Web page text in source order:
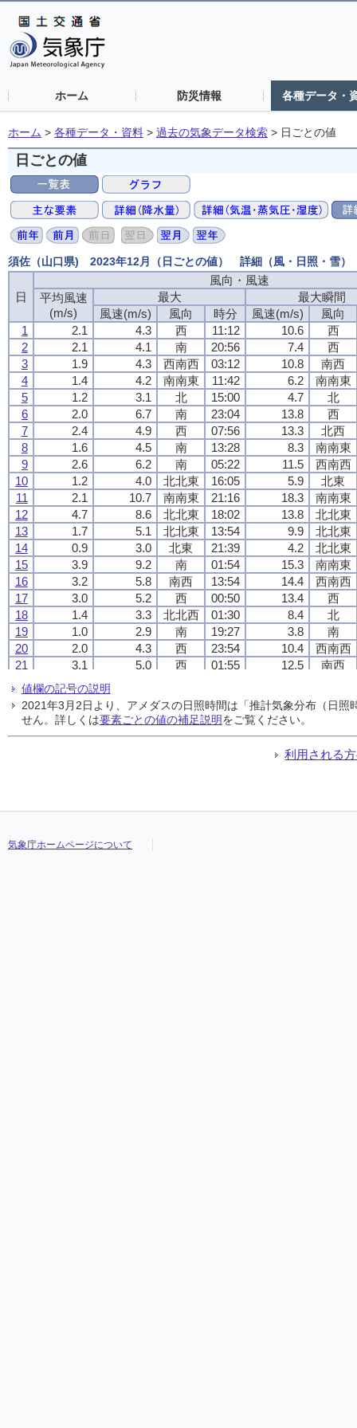
ホーム 防災情報 各種データ・
ホーム > 各種データ・資料 > 過去の気象データ検索 > 日ごとの値
日ごとの値
須佐（山口県) 2023年12月（日ごとの値） 詳細（風・日照・雪）
日
風向・風速
平均風速
(m/s)
最大
最大瞬間
風速(m/s)
風向 時分 風速(m/s)
風向
1
2.1 4.3 西 11:12 10.6
西
2
2.1 4.1 南 20:56 7.4
西
3
1.9 4.3 西南西 03:12 10.8
南西
4
1.4 4.2 南南東 11:42 6.2
南南東
5
1.2 3.1 北 15:00 4.7
北
6
2.0 6.7 南 23:04 13.8
西
7
2.4 4.9 西 07:56 13.3
北西
8
1.6 4.5 南 13:28 8.3
南南東
9
2.6 6.2 南 05:22 11.5
西南西
10
1.2 4.0 北北東 16:05 5.9
北東
11
2.1 10.7 南南東 21:16 18.3
南南東
12
4.7 8.6 北北東 18:02 13.8
北北東
13
1.7 5.1 北北東 13:54 9.9
北北東
14
0.9 3.0 北東 21:39 4.2
北北東
15
3.9 9.2 南 01:54 15.3
南南東
16
3.2 5.8 南西 13:54 14.4
西南西
17
3.0 5.2 西 00:50 13.4
西
18
1.4 3.3 北北西 01:30 8.4
北
19
1.0 2.9 南 19:27 3.8
南
20
2.0 4.3 西 23:54 10.4
西南西
21
3.1 5.0 西 01:55 12.5
南西
22
3.0
23
1.5 3.9 南 15:24 7.4
西北西
24
1.9 5.1 南南東 10:12 7.5
南東
9.5
西南西
30
1.1 3.7 南南東 10:12 5.9
北西
日
風向・風速
平均風速
(m/s)
最大
最大瞬間
風速(m/s)
風向 時分 風速(m/s)
風向
1
2.1 4.3 西 11:12 10.6
西
2
2.1 4.1 南 20:56 7.4
西
3
1.9 4.3 西南西 03:12 10.8
南西
4
1.4 4.2 南南東 11:42 6.2
南南東
5
1.2 3.1 北 15:00 4.7
北
6
2.0 6.7 南 23:04 13.8
西
7
2.4 4.9 西 07:56 13.3
北西
8
1.6 4.5 南 13:28 8.3
南南東
9
2.6 6.2 南 05:22 11.5
西南西
10
1.2 4.0 北北東 16:05 5.9
北東
11
2.1 10.7 南南東 21:16 18.3
南南東
12
4.7 8.6 北北東 18:02 13.8
北北東
13
1.7 5.1 北北東 13:54 9.9
北北東
14
0.9 3.0 北東 21:39 4.2
北北東
15
3.9 9.2 南 01:54 15.3
南南東
16
3.2 5.8 南西 13:54 14.4
西南西
17
3.0 5.2 西 00:50 13.4
西
18
1.4 3.3 北北西 01:30 8.4
北
19
1.0 2.9 南 19:27 3.8
南
20
2.0 4.3 西 23:54 10.4
西南西
21
3.1 5.0 西 01:55 12.5
南西
22
3.0
23
1.5 3.9 南 15:24 7.4
西北西
24
1.9 5.1 南南東 10:12 7.5
南東
9.5
西南西
30
1.1 3.7 南南東 10:12 5.9
北西
日
風向・風速
平均風速
(m/s)
最大
最大瞬間
風速(m/s)
風向 時分 風速(m/s)
風向
1
2.1 4.3 西 11:12 10.6
西
2
2.1 4.1 南 20:56 7.4
西
3
1.9 4.3 西南西 03:12 10.8
南西
4
1.4 4.2 南南東 11:42 6.2
南南東
5
1.2 3.1 北 15:00 4.7
北
6
2.0 6.7 南 23:04 13.8
西
7
2.4 4.9 西 07:56 13.3
北西
8
1.6 4.5 南 13:28 8.3
南南東
9
2.6 6.2 南 05:22 11.5
西南西
10
1.2 4.0 北北東 16:05 5.9
北東
11
2.1 10.7 南南東 21:16 18.3
南南東
12
4.7 8.6 北北東 18:02 13.8
北北東
13
1.7 5.1 北北東 13:54 9.9
北北東
14
0.9 3.0 北東 21:39 4.2
北北東
15
3.9 9.2 南 01:54 15.3
南南東
16
3.2 5.8 南西 13:54 14.4
西南西
17
3.0 5.2 西 00:50 13.4
西
18
1.4 3.3 北北西 01:30 8.4
北
19
1.0 2.9 南 19:27 3.8
南
20
2.0 4.3 西 23:54 10.4
西南西
21
3.1 5.0 西 01:55 12.5
南西
22
3.0
23
1.5 3.9 南 15:24 7.4
西北西
24
1.9 5.1 南南東 10:12 7.5
南東
9.5
西南西
30
1.1 3.7 南南東 10:12 5.9
北西
日
風向・風速
平均風速
(m/s)
最大
最大瞬間
風速(m/s)
風向 時分 風速(m/s)
風向
1
2.1 4.3 西 11:12 10.6
西
2
2.1 4.1 南 20:56 7.4
西
3
1.9 4.3 西南西 03:12 10.8
南西
4
1.4 4.2 南南東 11:42 6.2
南南東
5
1.2 3.1 北 15:00 4.7
北
6
2.0 6.7 南 23:04 13.8
西
7
2.4 4.9 西 07:56 13.3
北西
8
1.6 4.5 南 13:28 8.3
南南東
9
2.6 6.2 南 05:22 11.5
西南西
10
1.2 4.0 北北東 16:05 5.9
北東
11
2.1 10.7 南南東 21:16 18.3
南南東
12
4.7 8.6 北北東 18:02 13.8
北北東
13
1.7 5.1 北北東 13:54 9.9
北北東
14
0.9 3.0 北東 21:39 4.2
北北東
15
3.9 9.2 南 01:54 15.3
南南東
16
3.2 5.8 南西 13:54 14.4
西南西
17
3.0 5.2 西 00:50 13.4
西
18
1.4 3.3 北北西 01:30 8.4
北
19
1.0 2.9 南 19:27 3.8
南
20
2.0 4.3 西 23:54 10.4
西南西
21
3.1 5.0 西 01:55 12.5
南西
22
3.0
23
1.5 3.9 南 15:24 7.4
西北西
24
1.9 5.1 南南東 10:12 7.5
南東
9.5
西南西
30
1.1 3.7 南南東 10:12 5.9
北西
値欄の記号の説明
2021年3月2日より、アメダスの日照時間は「推計気象分布（日
せん。詳しくは要素ごとの値の補足説明をご覧ください。
利用される
気象庁ホームページについて